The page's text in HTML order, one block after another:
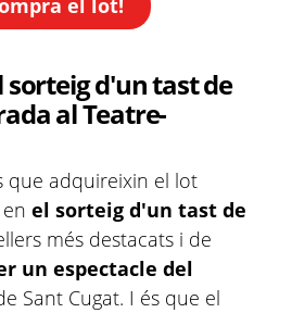
el lot!
sorteig d'un tast de
al Teatre-
que adquireixin el lot
el sorteig d'un tast de
més destacats i de
un espectacle del
Sant Cugat. I és que el